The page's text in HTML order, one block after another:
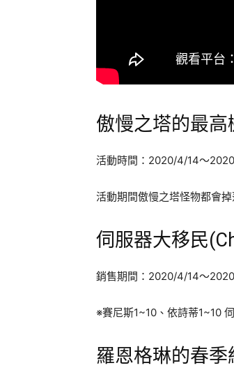
傲慢之塔的最高
活動時間：2020/4/14～
活動期間傲慢之塔怪物都會
伺服器大移民
銷售期間：2020/4/14～
※賽尼斯1~10、依詩蒂1~10
羅恩格琳的春季